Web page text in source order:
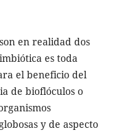
en realidad dos
es toda
el beneficio del
de bioflóculos o
y de aspecto